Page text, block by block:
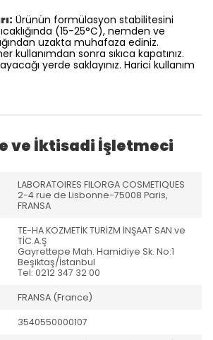
Ürünün formülasyon stabilitesini
(15-25°C), nemden ve
uzakta muhafaza ediniz.
kullanımdan sonra sıkıca kapatınız.
yerde saklayınız. Harici kullanım
ve İktisadi İşletmeci
LABORATOIRES FILORGA COSMETIQUES
2-4 rue de Lisbonne-75008 Paris,
FRANSA
TE-HA KOZMETİK TURİZM İNŞAAT SAN.ve
TİC.A.Ş
Gayrettepe Mah. Hamidiye Sk. No:1
Beşiktaş/İstanbul
Tel: 0212 347 32 00
FRANSA (France)
3540550000107